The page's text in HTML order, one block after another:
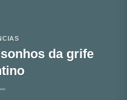
da grife